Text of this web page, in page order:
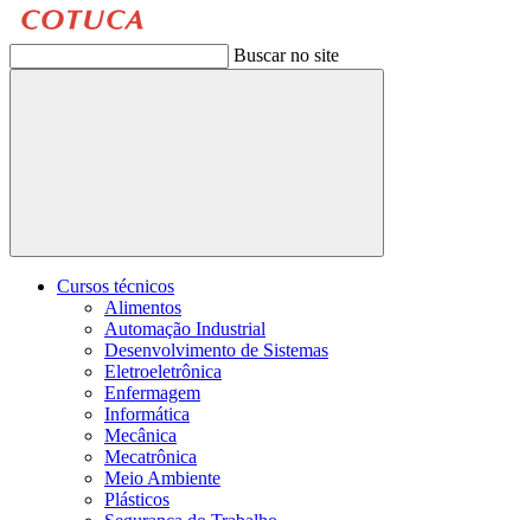
Buscar no site
Buscar
Cursos técnicos
Alimentos
Automação Industrial
Desenvolvimento de Sistemas
Eletroeletrônica
Enfermagem
Informática
Mecânica
Mecatrônica
Meio Ambiente
Plásticos